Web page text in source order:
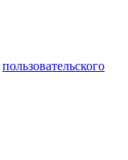
пользовательского